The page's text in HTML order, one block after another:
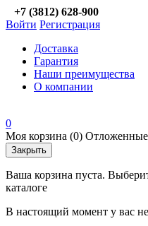
+7 (3812) 628-900
Войти Регистрация
Доставка
Гарантия
Наши преимущества
О компании
0
Моя корзина (0)
Закрыть
Ваша корзина пуста.
каталоге
В настоящий момент у вас